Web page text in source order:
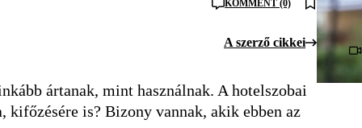
KOMMENT (0)
A szerző cikkei
ártanak, mint használnak. A hotelszobai
kifőzésére is? Bizony vannak, akik ebben az